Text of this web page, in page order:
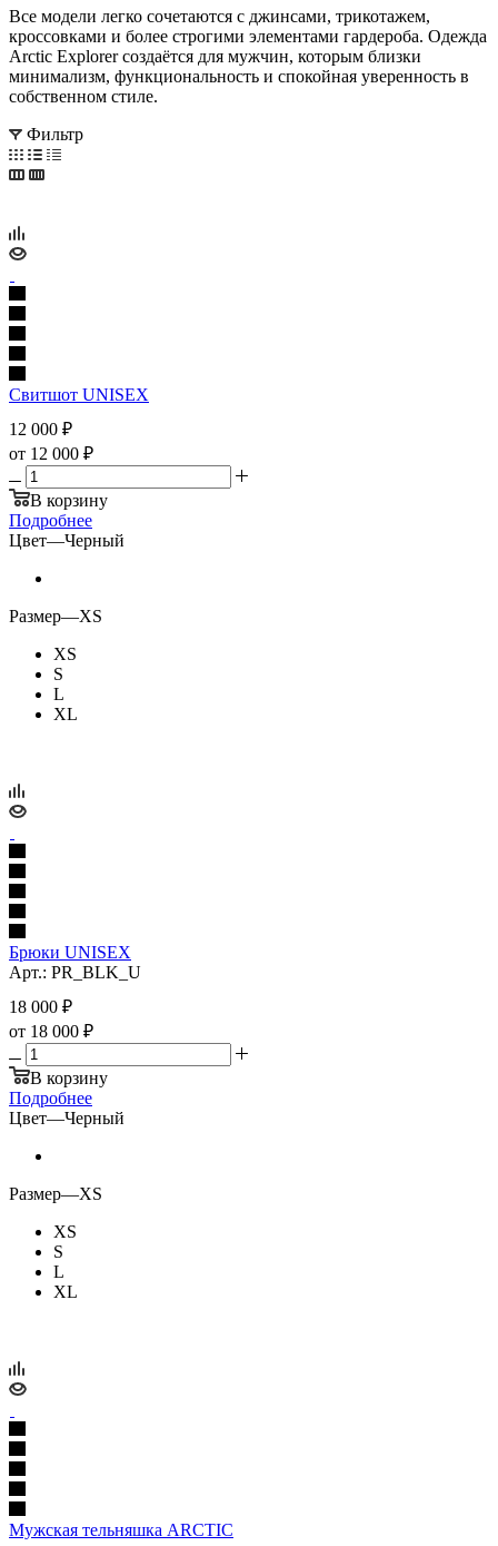
Все модели легко сочетаются с джинсами, трикотажем,
кроссовками и более строгими элементами гардероба. Одежда
Arctic Explorer создаётся для мужчин, которым близки
минимализм, функциональность и спокойная уверенность в
собственном стиле.
Фильтр
Свитшот UNISEX
12 000 ₽
от 12 000 ₽
В корзину
Подробнее
Цвет—Черный
Размер—XS
XS
S
L
XL
Брюки UNISEX
Арт.: PR_BLK_U
18 000 ₽
от 18 000 ₽
В корзину
Подробнее
Цвет—Черный
Размер—XS
XS
S
L
XL
Мужская тельняшка ARCTIC